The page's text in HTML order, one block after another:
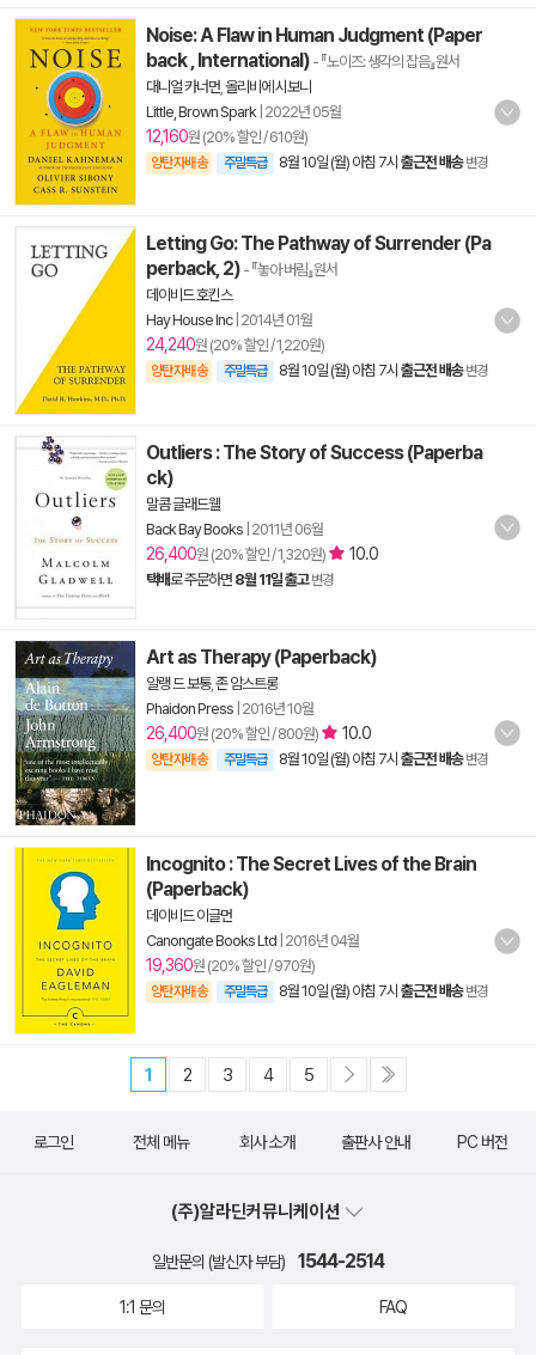
Noise: A Flaw in Human Judgment (Paper
back , International) - 『노이즈: 생각의 잡음』원서
대니얼 카너먼 올리비에 시보니
Little, Brown Spark| 2022년 05월
12,160원 (20% 할인 / 610원)
양탄자배송 주말특급 8월 10일 (월) 아침 7시 출근전 배송 변경
Letting Go: The Pathway of Surrender (Pa
perback, 2) - 『놓아 버림』원서
데이비드 호킨스
Hay House Inc| 2014년 01월
24,240원 (20% 할인 / 1,220원)
양탄자배송 주말특급 8월 10일 (월) 아침 7시 출근전 배송 변경
Outliers : The Story of Success (Paperba
ck)
말콤 글래드웰
Back Bay Books 2011년 06월
26,400원 (20% 할인 / 1,320원) 10.0
택배로 주문하면 8월 11일 출고 변경
Art as Therapy (Paperback)
알랭 드 보통, 존 암스트롱
Phaidon Press 2016년 10월
26,400원 (20% 할인 / 800원) 10.0
양탄자배송 주말특급 8월 10일 (월) 아침 7시 출근전 배송 변경
Incognito : The Secret Lives of the Brain
(Paperback)
데이비드 이글먼
Canongate Books Ltd 2016년 04월
19,360원 (20% 할인 / 970원)
양탄자배송 주말특급 8월 10일 (월) 아침 7시 출근전 배송 변경
1 2 3 4 5
로그인 전체 메뉴 회사 소개 출판사 안내 PC 버전
(주)알라딘커뮤니케이션
일반문의 (발신자 부담) 1544-2514
1:1 문의 FAQ